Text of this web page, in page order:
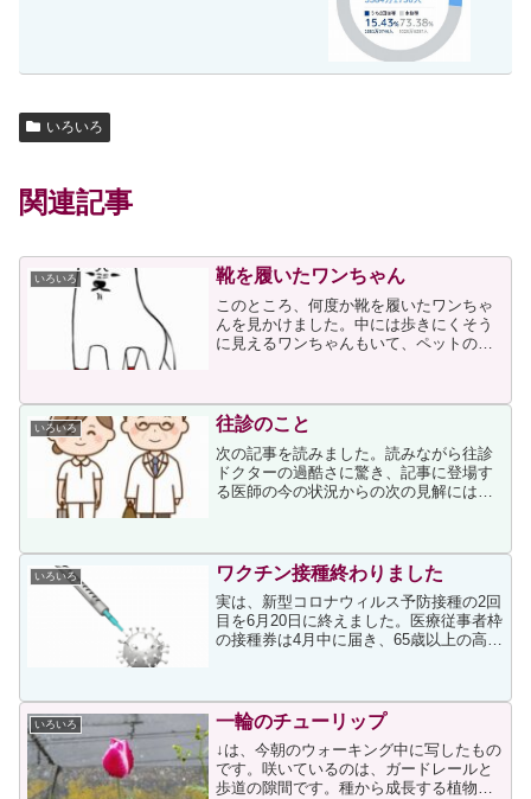
いろいろ
関連記事
いろいろ 靴を履いたワンちゃん
このところ、何度か靴を履いたワンちゃ
んを見かけました。中には歩きにくそう
に見えるワンちゃんもいて、ペットのい
らも特に何もしなかったのですが、昨日
見たワンちゃんがあまりに...
いろいろ 往診のこと
次の記事を読みました。読みながら往診
ドクターの過酷さに驚き、記事に登場す
る医師の今の状況からの次の見解には納
低いです。3回目の接種...
いろいろ ワクチン接種終わりました
実は、新型コロナウィルス予防接種の2回
目を6月20日に終えました。医療従事者枠
の接種券は4月中に届き、65歳以上の高齢
す。同じく薬剤師である夫と娘も同日（1
回目が5月3...
いろいろ 一輪のチューリップ
↓は、今朝のウォーキング中に写したもの
です。咲いているのは、ガードレールと
歩道の隙間です。種から成長する植物な